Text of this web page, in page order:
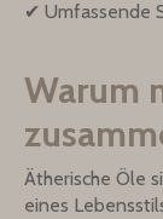
✔ Umfassende
Warum
Ätherische Öle
eines